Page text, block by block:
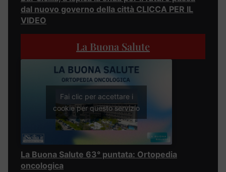
dal nuovo governo della città CLICCA PER IL
VIDEO
La Buona Salute
Fai clic per accettare i
cookie per questo servizio
La Buona Salute 63° puntata: Ortopedia
oncologica